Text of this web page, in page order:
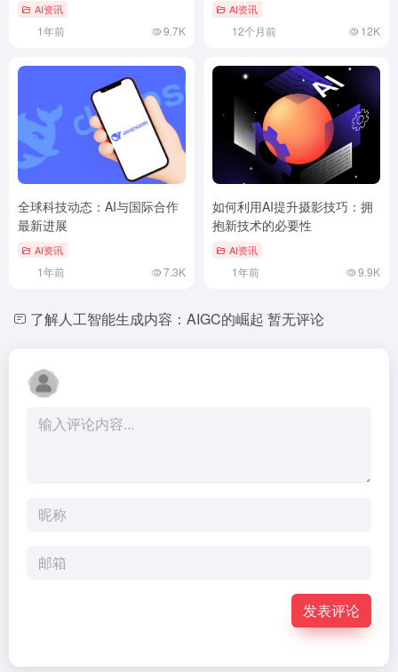
AI资讯
1年前 9.7K
AI资讯
12个月前 12K
全球科技动态：AI与国际合作
最新进展
AI资讯
1年前 7.3K
如何利用AI提升摄影技巧：拥
抱新技术的必要性
AI资讯
1年前 9.9K
了解人工智能生成内容：AIGC的崛起 暂无评论
发表评论